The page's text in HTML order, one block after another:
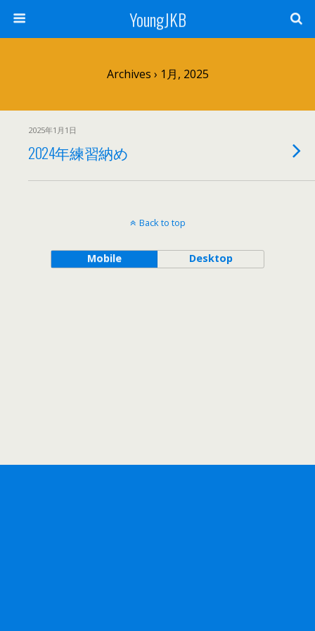
YoungJKB
Archives › 1月, 2025
2025年1月1日
2024年練習納め
Back to top
Mobile Desktop